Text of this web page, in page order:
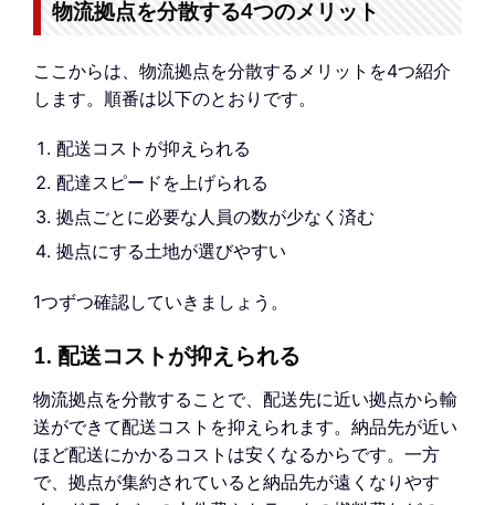
物流拠点を分散する4つのメリット
ここからは、物流拠点を分散するメリットを4つ紹介
します。順番は以下のとおりです。
配送コストが抑えられる
配達スピードを上げられる
拠点ごとに必要な人員の数が少なく済む
拠点にする土地が選びやすい
1つずつ確認していきましょう。
1. 配送コストが抑えられる
物流拠点を分散することで、配送先に近い拠点から輸
送ができて配送コストを抑えられます。納品先が近い
ほど配送にかかるコストは安くなるからです。一方
で、拠点が集約されていると納品先が遠くなりやす